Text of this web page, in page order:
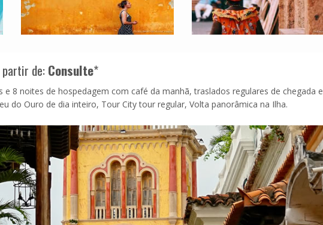
de:Consulte*
e 8 noites de hospedagem com café da manhã, traslados regulares de chegada e
do Ouro de dia inteiro, Tour City tour regular, Volta panorâmica na Ilha.